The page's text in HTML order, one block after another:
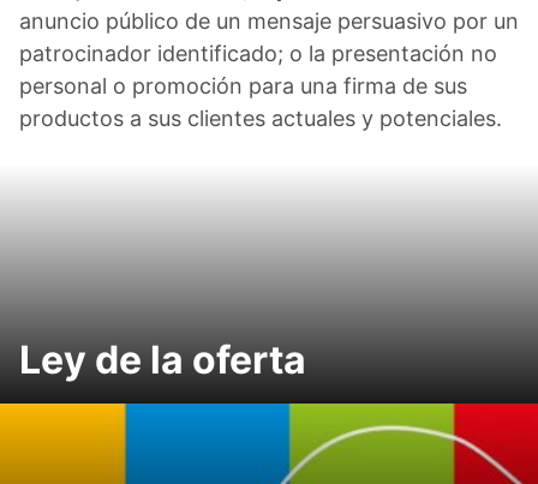
anuncio público de un mensaje persuasivo por un
patrocinador identificado; o la presentación no
personal o promoción para una firma de sus
productos a sus clientes actuales y potenciales.
Ley de la oferta